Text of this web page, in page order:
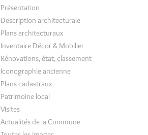
Présentation
Description architecturale
Plans architecturaux
Inventaire Décor & Mobilier
Rénovations, état, classement
Iconographie ancienne
Plans cadastraux
Patrimoine local
Visites
Actualités de la Commune